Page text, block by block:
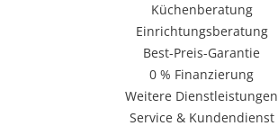
Küchenberatung
Einrichtungsberatung
Best-Preis-Garantie
0 % Finanzierung
Weitere Dienstleistungen
Service & Kundendienst